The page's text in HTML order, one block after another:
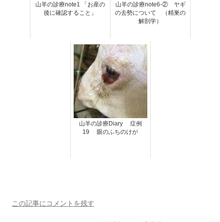
山羊の診療note1 「お産の
後に確認すること」
山羊の診療note6-② ヤギ
の去勢について （精巣の
解剖学）
山羊の診療Diary 症例
19 眼のふちのけが
この記事にコメントを残す